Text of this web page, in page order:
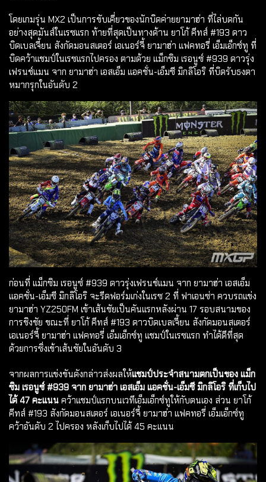
โดยเกมรุ่น MX2 เป็นการขับเคี่ยวของนักบิดค่ายยามาฮ่า ที่ไล่บดกัน
อย่างสุดมันส์ในเรซแรก ท้ายที่สุดเป็นทางด้าน ยาโก้ คีทส์ #193 ดาว
บิดเบลเจี้ยน สังกัดมอนสเตอร์ เอเนอร์จี้ ยามาฮ่า แฟคทอรี่ เอ็มเอ็กซ์ทู ที่
บิดคว้าแชมป์ในเรซแรกไปครอง ตามด้วย แม็กซิม เรอนูซ์ #939 ดาวรุ่ง
เฟรนช์แมน จาก ยามาฮ่า เอสเอ็ม แอคชั่น-เอ็มซี มิกลิโอริ ที่บิดรับธงตา
หมากรุกในอันดับ 2
ก่อนที่ แม็กซิม เรอนูซ์ #939 ดาวรุ่งเฟรนช์แมน จาก ยามาฮ่า เอสเอ็ม
แอคชั่น-เอ็มซี มิกลิโอริ จะรีดฟอร์มเก่งในเรซ 2 ที่ ฟาเอนซ่า ควบรถแข่ง
ยามาฮ่า YZ250FM เข้าเส้นชัยเป็นคันแรกหลังผ่าน 17 รอบสนามของ
การชิงชัย ขณะที่ ยาโก้ คีทส์ #193 ดาวบิดเบลเจี้ยน สังกัดมอนสเตอร์
เอเนอร์จี้ ยามาฮ่า แฟคทอรี่ เอ็มเอ็กซ์ทู แชมป์ในเรซแรก ทำได้ดีที่สุด
ด้วยการซิ่งเข้าเส้นชัยในอันดับ 3
จากผลการแข่งขันดังกล่าวส่งผลให้แชมป์ประจำสนามตกเป็นของ แม็ก
ซิม เรอนูซ์ #939 จาก ยามาฮ่า เอสเอ็ม แอคชั่น-เอ็มซี มิกลิโอริ ที่เก็บไป
ได้ 47 คะแนน คว้าแชมป์แรกบนเวทีเอ็มเอ็กซ์ทูให้กับตนเอง ส่วน ยาโก้
คีทส์ #193 สังกัดมอนสเตอร์ เอเนอร์จี้ ยามาฮ่า แฟคทอรี่ เอ็มเอ็กซ์ทู
คว้าอันดับ 2 ไปครอง หลังเก็บไปได้ 45 คะแนน